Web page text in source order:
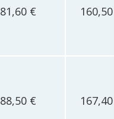
81,60 €
88,50 €